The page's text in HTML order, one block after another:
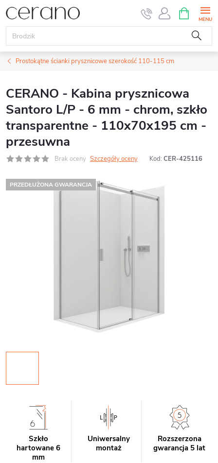
Przejść
do
treści
KOSZYK
Prostokątne ścianki prysznicowe szerokość 110-115 cm
CERANO - Kabina prysznicowa
Santoro L/P - 6 mm - chrom, szkło
transparentne - 110x70x195 cm -
przesuwna
Brak oceny Szczegóły oceny Kod: CER-425116
PRZEDŁUŻONA GWARANCJA
Szkło
hartowane 6
mm
Uniwersalny
montaż
Rozszerzona
gwarancja 5 lat